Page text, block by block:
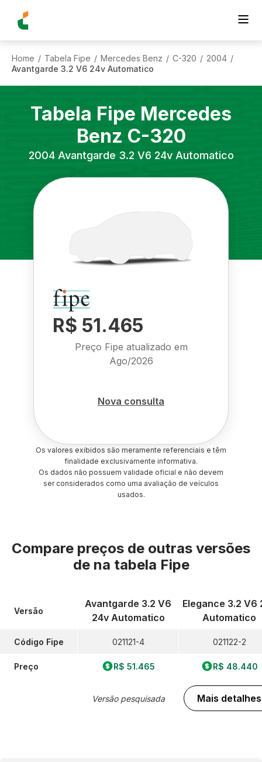
Home / Tabela Fipe / Mercedes Benz / C-320 / 2004 /
Avantgarde 3.2 V6 24v Automatico
Tabela Fipe Mercedes
Benz C-320
2004 Avantgarde 3.2 V6 24v Automatico
R$ 51.465
Preço Fipe atualizado em
Ago/2026
Nova consulta
Os valores exibidos são meramente referenciais e têm
finalidade exclusivamente informativa.
Os dados não possuem validade oficial e não devem
ser considerados como uma avaliação de veículos
usados.
Compare preços de outras versões
de na tabela Fipe
Versão
Código Fipe
Preço
Avantgarde 3.2 V6
24v Automatico
021121-4
R$ 51.465
Versão pesquisada
Elegance 3.2 V6
Automatico
021122-2
R$ 48.440
Mais detalhes